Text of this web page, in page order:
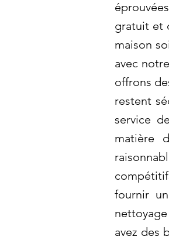
gratuit et
maison
avec
offrons
restent
service
matière
fournir
avez des